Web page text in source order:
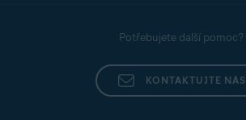
Potřebujete další pomoc?
KONTAKTUJTE NÁS